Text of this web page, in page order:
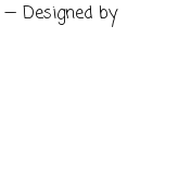
— Designed by